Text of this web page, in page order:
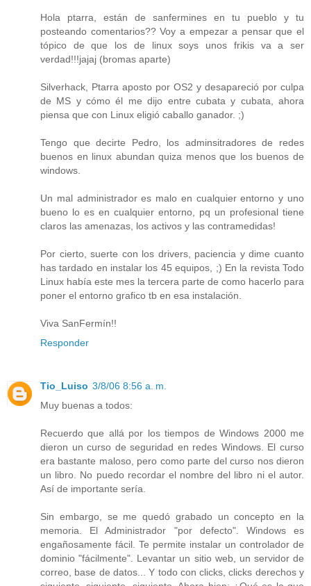
Hola ptarra, están de sanfermines en tu pueblo y tu
posteando comentarios?? Voy a empezar a pensar que el
tópico de que los de linux soys unos frikis va a ser
verdad!!!jajaj (bromas aparte)
Silverhack, Ptarra aposto por OS2 y desapareció por culpa
de MS y cómo él me dijo entre cubata y cubata, ahora
piensa que con Linux eligió caballo ganador. ;)
Tengo que decirte Pedro, los adminsitradores de redes
buenos en linux abundan quiza menos que los buenos de
windows.
Un mal administrador es malo en cualquier entorno y uno
bueno lo es en cualquier entorno, pq un profesional tiene
claros las amenazas, los activos y las contramedidas!
Por cierto, suerte con los drivers, paciencia y dime cuanto
has tardado en instalar los 45 equipos, ;) En la revista Todo
Linux había este mes la tercera parte de como hacerlo para
poner el entorno grafico tb en esa instalación.
Viva SanFermín!!
Responder
Tio_Luiso 3/8/06 8:56 a. m.
Muy buenas a todos:
Recuerdo que allá por los tiempos de Windows 2000 me
dieron un curso de seguridad en redes Windows. El curso
era bastante maloso, pero como parte del curso nos dieron
un libro. No puedo recordar el nombre del libro ni el autor.
Así de importante sería.
Sin embargo, se me quedó grabado un concepto en la
memoria. El Administrador "por defecto". Windows es
engañosamente fácil. Te permite instalar un controlador de
dominio "fácilmente". Levantar un sitio web, un servidor de
correo, base de datos... Y todo con clicks, clicks derechos y